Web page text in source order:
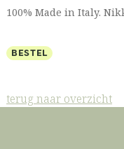
100% Made in Italy.
BESTEL
terug naar overzicht